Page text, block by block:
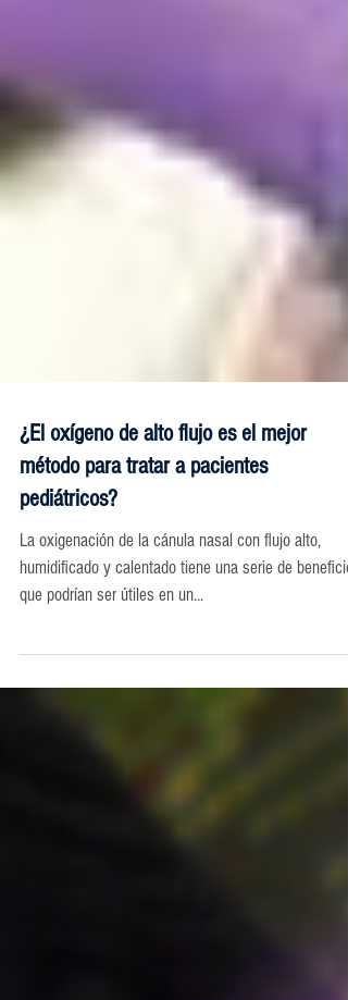
¿El oxígeno de alto flujo es el mejor
método para tratar a pacientes
pediátricos?
La oxigenación de la cánula nasal con flujo alto,
humidificado y calentado tiene una serie de